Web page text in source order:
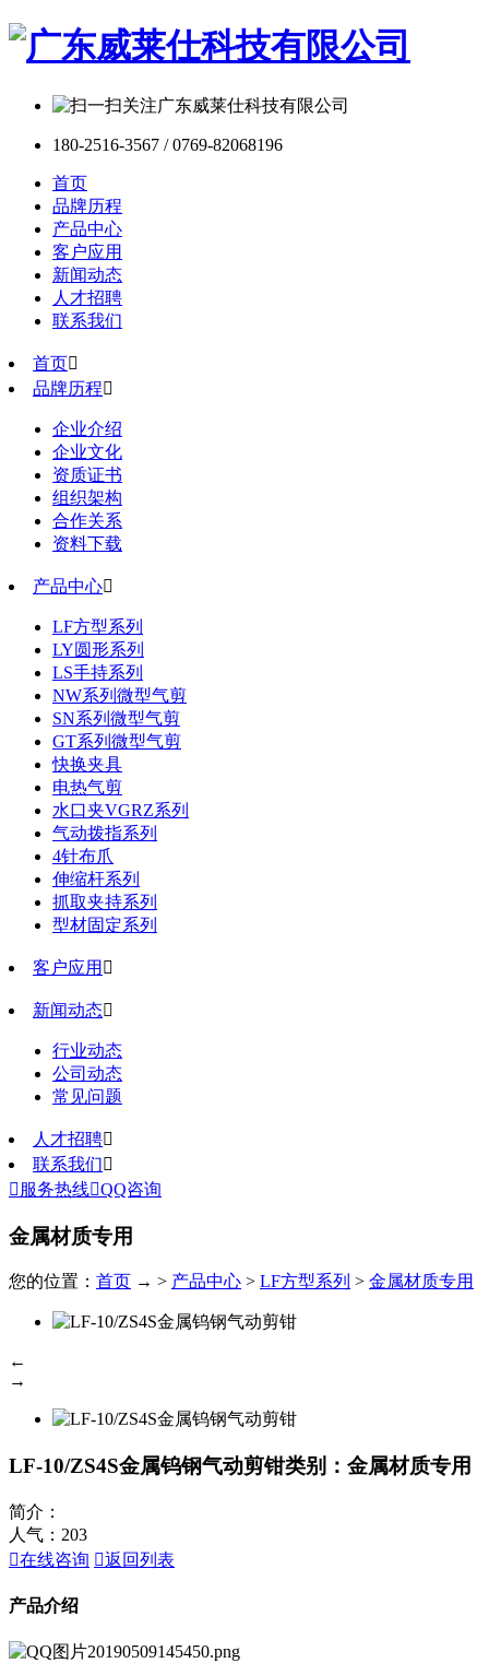
180-2516-3567 / 0769-82068196
首页
品牌历程
产品中心
客户应用
新闻动态
人才招聘
联系我们
首页
品牌历程
企业介绍
企业文化
资质证书
组织架构
合作关系
资料下载
产品中心
LF方型系列
LY圆形系列
LS手持系列
NW系列微型气剪
SN系列微型气剪
GT系列微型气剪
快换夹具
电热气剪
水口夹VGRZ系列
气动拨指系列
4针布爪
伸缩杆系列
抓取夹持系列
型材固定系列
客户应用 
新闻动态
行业动态
公司动态
常见问题
人才招聘
联系我们
 服务热线QQ咨询
金属材质专用
您的位置： 首页 → > 产品中心 > LF方型系列 > 金属材质专用
←
→
LF-10/ZS4S金属钨钢气动剪钳类别：金属材质专用
简介：
人气： 203
在线咨询 返回列表
产品介绍